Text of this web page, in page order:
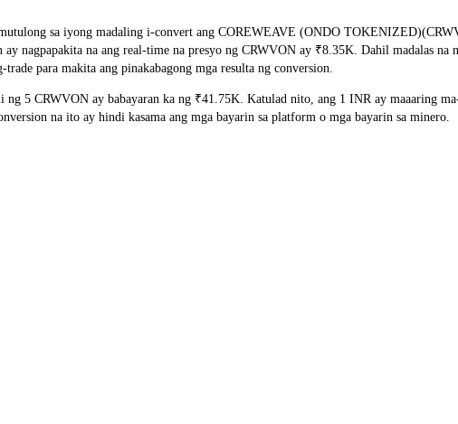
sa iyong madaling i-convert ang COREWEAVE (ONDO
nagpapakita na ang real-time na presyo ng CRWVON ay ₹8.35K. Dahil madalas na
para makita ang pinakabagong mga resulta ng conversion.
5 CRWVON ay babayaran ka ng ₹41.75K. Katulad nito, ang 1 INR ay maaaring
na ito ay hindi kasama ang mga bayarin sa platform o mga bayarin sa minero.